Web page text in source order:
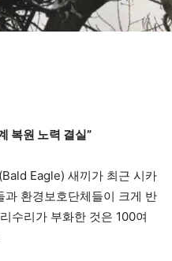
복원 노력 결실”
Eagle) 새끼가 최근 시카
환경보호단체들이 크게 반
수리가 부화한 것은 100여